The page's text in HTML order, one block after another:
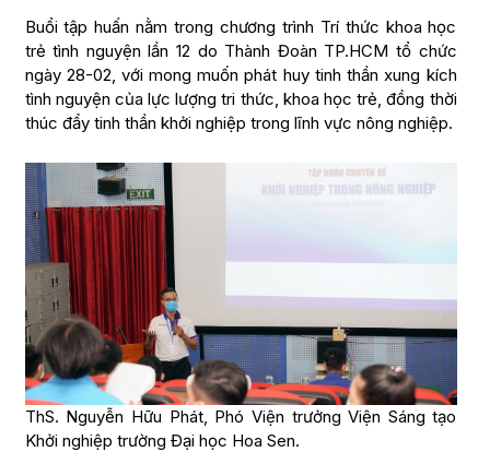
Buổi tập huấn nằm trong chương trình Trí thức khoa học
trẻ tình nguyện lần 12 do Thành Đoàn TP.HCM tổ chức
ngày 28-02, với mong muốn phát huy tinh thần xung kích
tình nguyện của lực lượng tri thức, khoa học trẻ, đồng thời
thúc đẩy tinh thần khởi nghiệp trong lĩnh vực nông nghiệp.
ThS. Nguyễn Hữu Phát, Phó Viện trưởng Viện Sáng tạo
Khởi nghiệp trường Đại học Hoa Sen.